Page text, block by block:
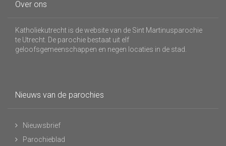
Over ons
Katholiekutrecht is de website van de Sint Martinusparochie
te Utrecht. De parochie bestaat uit elf
geloofsgemeenschappen en negen locaties in de stad.
Nieuws van de parochies
Nieuwsbrief
Parochieblad